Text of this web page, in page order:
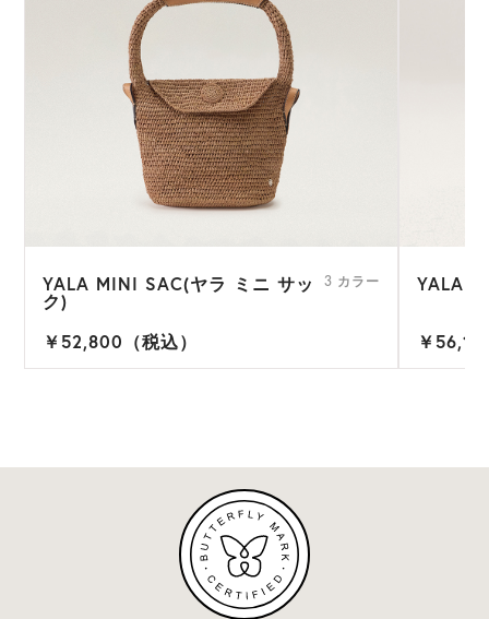
YALA MINI SAC(ヤラ ミニ サッ
ク)
3 カラー
￥52,800（税込）
YALA
￥